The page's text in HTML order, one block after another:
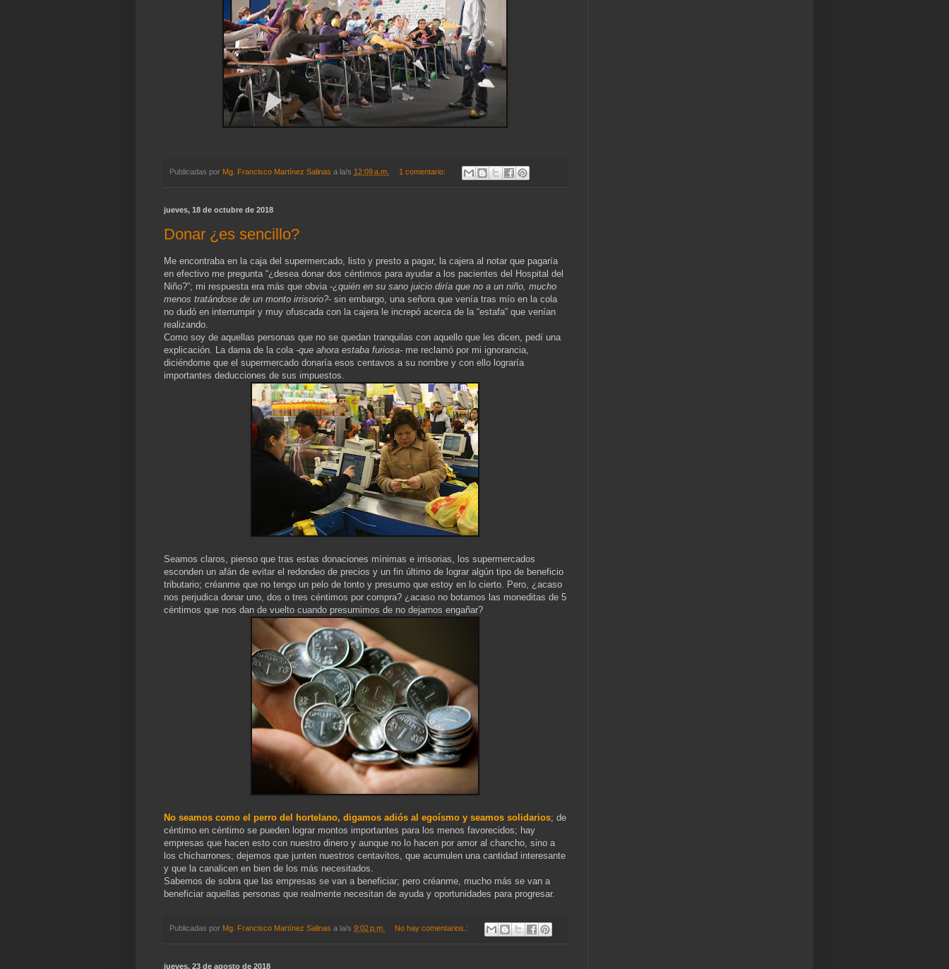
Publicadas por Mg. Francisco Martínez Salinas a la/s 12:09 a.m. 1 comentario:
jueves, 18 de octubre de 2018
Donar ¿es sencillo?
Me encontraba en la caja del supermercado, listo y presto a pagar, la cajera al notar que pagaría
en efectivo me pregunta “¿desea donar dos céntimos para ayudar a los pacientes del Hospital del
Niño?”; mi respuesta era más que obvia -¿quién en su sano juicio diría que no a un niño, mucho
menos tratándose de un monto irrisorio?- sin embargo, una señora que venía tras mío en la cola
no dudó en interrumpir y muy ofuscada con la cajera le increpó acerca de la “estafa” que venían
realizando.
Como soy de aquellas personas que no se quedan tranquilas con aquello que les dicen, pedí una
explicación. La dama de la cola -que ahora estaba furiosa- me reclamó por mi ignorancia,
diciéndome que el supermercado donaría esos centavos a su nombre y con ello lograría
importantes deducciones de sus impuestos.
Seamos claros, pienso que tras estas donaciones mínimas e irrisorias, los supermercados
esconden un afán de evitar el redondeo de precios y un fin último de lograr algún tipo de beneficio
tributario; créanme que no tengo un pelo de tonto y presumo que estoy en lo cierto. Pero, ¿acaso
nos perjudica donar uno, dos o tres céntimos por compra? ¿acaso no botamos las moneditas de 5
céntimos que nos dan de vuelto cuando presumimos de no dejarnos engañar?
No seamos como el perro del hortelano, digamos adiós al egoísmo y seamos solidarios; de
céntimo en céntimo se pueden lograr montos importantes para los menos favorecidos; hay
empresas que hacen esto con nuestro dinero y aunque no lo hacen por amor al chancho, sino a
los chicharrones; dejemos que junten nuestros centavitos, que acumulen una cantidad interesante
y que la canalicen en bien de los más necesitados.
Sabemos de sobra que las empresas se van a beneficiar; pero créanme, mucho más se van a
beneficiar aquellas personas que realmente necesitan de ayuda y oportunidades para progresar.
Publicadas por Mg. Francisco Martínez Salinas a la/s 9:02 p.m. No hay comentarios.:
jueves, 23 de agosto de 2018